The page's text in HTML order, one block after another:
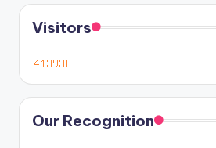
Visitors
Our Recognition